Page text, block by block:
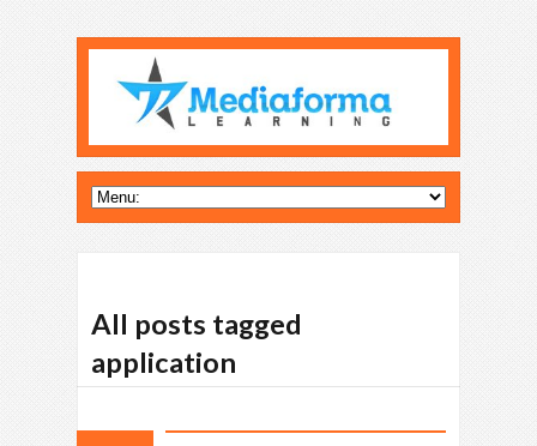
All posts tagged
application